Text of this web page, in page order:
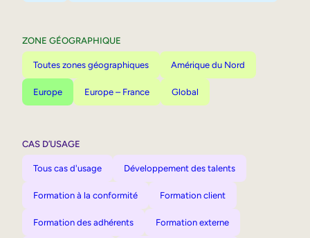
ZONE GÉOGRAPHIQUE
Toutes zones géographiques Amérique du Nord
Europe Europe – France Global
CAS D’USAGE
Tous cas d'usage Développement des talents
Formation à la conformité Formation client
Formation des adhérents Formation externe